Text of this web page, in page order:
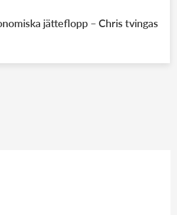
jätteflopp – Chris tvingas